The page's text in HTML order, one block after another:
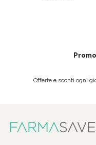
Offerte e sconti ogni